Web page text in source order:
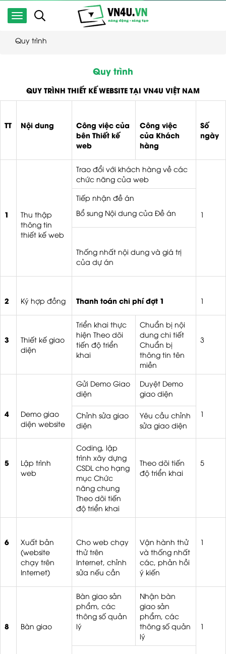
Quy trình
Quy trình
QUY TRÌNH THIẾT KẾ WEBSITE TẠI VN4U VIỆT NAM
TT Nội dung
Công việc của
bên Thiết kế
web
Công việc
của Khách
hàng
Số
ngày
1
Thu thập
thông tin
thiết kế web
Trao đổi với khách hàng về các
chức năng của web
1
Tiếp nhận đề án
Bổ sung Nội dung của Đề án
Thống nhất nội dung và giá trị
của dự án
2 Ký hợp đồng Thanh toán chi phí đợt 1 1
3
Thiết kế giao
diện
Triển khai thực
hiện Theo dõi
tiến độ triển
khai
Chuẩn bị nội
dung chi tiết
Chuẩn bị
thông tin tên
miền
3
4
Demo giao
diện website
Gửi Demo Giao
diện
Duyệt Demo
giao diện
1
Chỉnh sửa giao
diện
Yêu cầu chỉnh
sửa giao diện
5
Lập trình
web
Coding, lập
trình xây dựng
CSDL cho hạng
mục Chức
năng chung
Theo dõi tiến
độ triển khai
Theo dõi tiến
độ triển khai
5
6
Xuất bản
(website
chạy trên
Internet)
Cho web chạy
thử trên
Internet, chỉnh
sửa nếu cần
Vận hành thử
và thống nhất
các, phản hồi
ý kiến
1
8 Bàn giao
Bàn giao sản
phẩm, các
thông số quản
lý
Nhận bàn
giao sản
phẩm, các
thông số quản
lý
1